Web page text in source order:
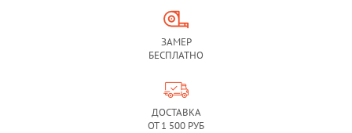
ЗАМЕР
БЕСПЛАТНО
ДОСТАВКА
ОТ 1 500 РУБ